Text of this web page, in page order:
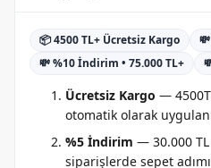
📦 4500 TL+ Ücretsiz Kargo
💸 %10 İndirim • 75.000 TL+
Ücretsiz Kargo —
otomatik olarak
%5 İndirim — 30.000
siparişlerde sepet